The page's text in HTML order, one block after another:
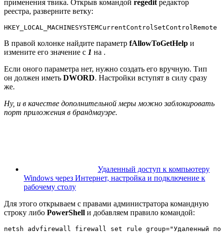
применения твика. Открыв командой regedit редактор
реестра, разверните ветку:
В правой колонке найдите параметр fAllowToGetHelp и
измените его значение с 1 на .
Если оного параметра нет, нужно создать его вручную. Тип
он должен иметь DWORD. Настройки вступят в силу сразу
же.
Ну, и в качестве дополнительной меры можно заблокировать
порт приложения в брандмауэре.
Удаленный доступ к компьютеру
Windows через Интернет, настройка и подключение к
рабочему столу
Для этого открываем с правами администратора командную
строку либо PowerShell и добавляем правило командой:
netsh advfirewall firewall set rule group="Удаленный